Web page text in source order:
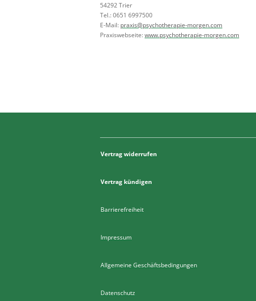
54292 Trier
Tel.: 0651 6997500
E-Mail: praxis@psychotherapie-morgen.com
Praxiswebseite:www.psychotherapie-morgen.com
Vertrag widerrufen
Vertrag kündigen
Barrierefreiheit
Impressum
Allgemeine Geschäftsbedingungen
Datenschutz